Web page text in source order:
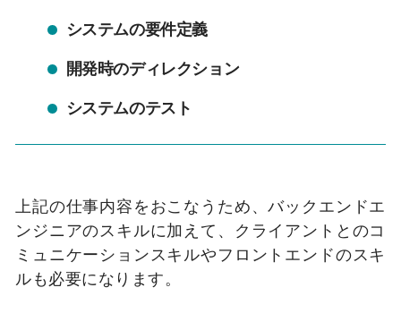
システムの要件定義
開発時のディレクション
システムのテスト
上記の仕事内容をおこなうため、バックエンドエ
ンジニアのスキルに加えて、クライアントとのコ
ミュニケーションスキルやフロントエンドのスキ
ルも必要になります。